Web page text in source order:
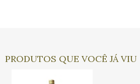
PRODUTOS QUE VOCÊ JÁ VIU